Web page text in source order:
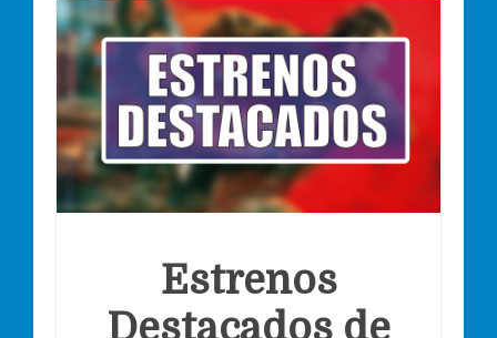
Estrenos
Destacados de